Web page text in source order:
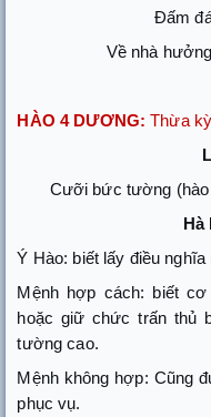
Đấm
Về nhà
HÀO 4 DƯƠNG:Thừa
Cưỡi bức tường (hào
Hà
Ý Hào: biết lấy điều
Mệnh hợp cách: biết
hoặc giữ chức trấn thủ
tường cao.
Mệnh không hợp: Cũng
phục vụ.